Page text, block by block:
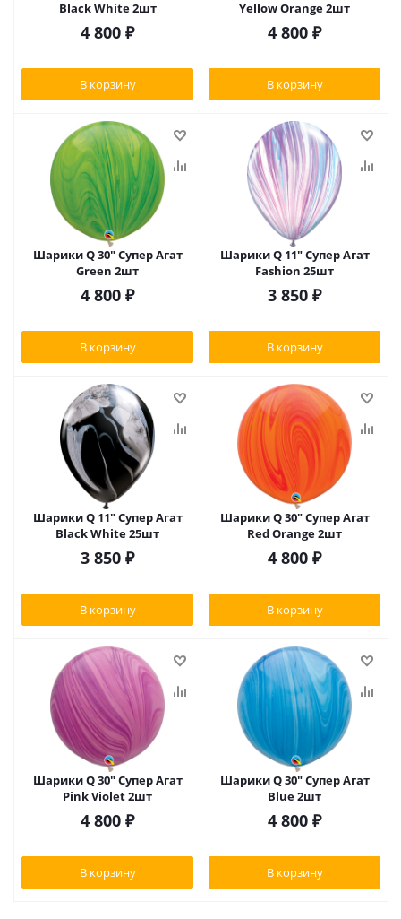
Black White 2шт
4 800 ₽
В корзину
Yellow Orange 2шт
4 800 ₽
В корзину
Шарики Q 30" Супер Агат
Green 2шт
4 800 ₽
В корзину
Шарики Q 11" Супер Агат
Fashion 25шт
3 850 ₽
В корзину
Шарики Q 11" Супер Агат
Black White 25шт
3 850 ₽
В корзину
Шарики Q 30" Супер Агат
Red Orange 2шт
4 800 ₽
В корзину
Шарики Q 30" Супер Агат
Pink Violet 2шт
4 800 ₽
В корзину
Шарики Q 30" Супер Агат
Blue 2шт
4 800 ₽
В корзину